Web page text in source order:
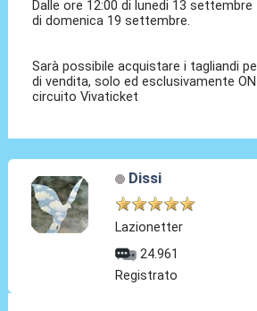
Dalle ore 12:00 di lunedi 13
di domenica 19 settembre.
Sarà possibile acquistare i tagliandi
di vendita, solo ed esclusivamente
circuito Vivaticket
Dissi
Lazionetter
24.961
Registrato